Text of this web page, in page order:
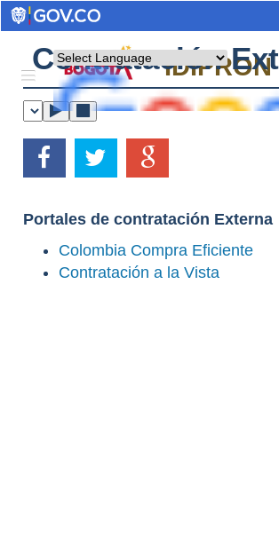
IDIPRON
Contratación
Portales de contratación Externa
Colombia Compra Eficiente
Contratación a la Vista